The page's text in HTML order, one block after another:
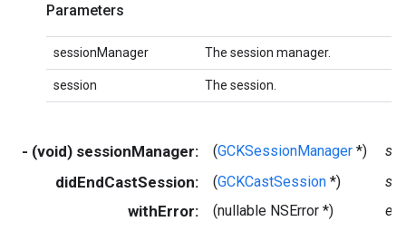
Parameters
sessionManager The session manager.
session The session.
- (void) sessionManager: (GCKSessionManager *)
didEndCastSession: (GCKCastSession *)
withError: (nullable NSError *)